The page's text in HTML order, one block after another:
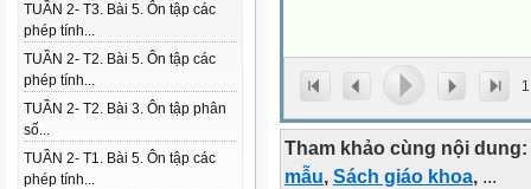
TUẦN 2- T3. Bài 5. Ôn tập các
phép tính...
TUẦN 2- T2. Bài 5. Ôn tập các
phép tính...
TUẦN 2- T2. Bài 3. Ôn tập phân
số...
TUẦN 2- T1. Bài 5. Ôn tập các
phép tính...
1
Tham khảo cùng nội dung:
mẫu, Sách giáo khoa, ...